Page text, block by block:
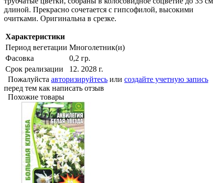
длиной. Прекрасно сочетается с гипсофилой, высокими
очитками. Оригинальна в срезке.
Характеристики
Период вегетации Многолетник(и)
Фасовка
0,2 гр.
Срок реализации
12. 2028 г.
Пожалуйста авторизируйтесь или создайте учетную запись
перед тем как написать отзыв
Похожие товары